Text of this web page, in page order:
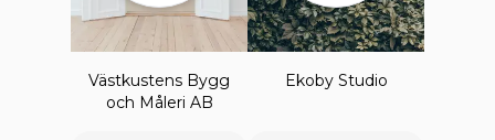
Västkustens Bygg
och Måleri AB
Ekoby Studio